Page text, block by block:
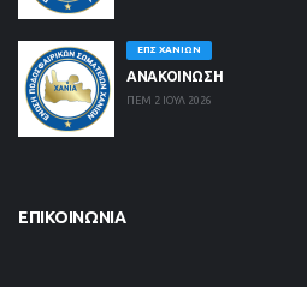
ΕΠΣ ΧΑΝΊΩΝ
ΑΝΑΚΟΙΝΩΣΗ
ΠΕΜ 2 ΙΟΥΛ 2026
ΕΠΙΚΟΙΝΩΝΊΑ